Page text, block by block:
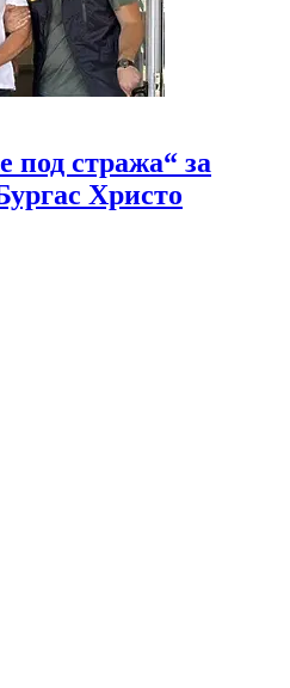
под стража“ за
Христо